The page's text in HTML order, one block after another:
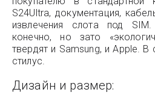
S24Ultra, документация,
извлечения слота под
конечно, но зато
твердят и Samsung, и Apple.
стилус.
Дизайн и размер: